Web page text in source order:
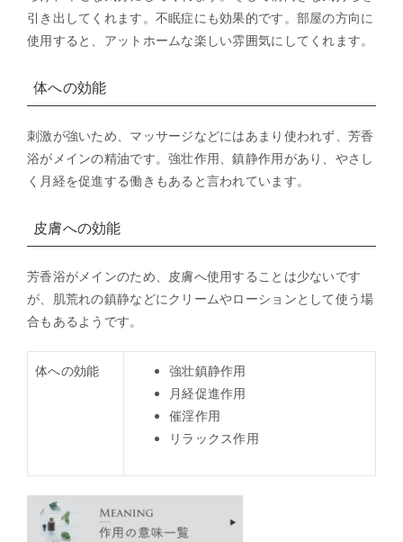
引き出してくれます。不眠症にも効果的です。部屋の方向に
使用すると、アットホームな楽しい雰囲気にしてくれます。
体への効能
刺激が強いため、マッサージなどにはあまり使われず、芳香
浴がメインの精油です。強壮作用、鎮静作用があり、やさし
く月経を促進する働きもあると言われています。
皮膚への効能
芳香浴がメインのため、皮膚へ使用することは少ないです
が、肌荒れの鎮静などにクリームやローションとして使う場
合もあるようです。
体への効能
強壮鎮静作用
月経促進作用
催淫作用
リラックス作用